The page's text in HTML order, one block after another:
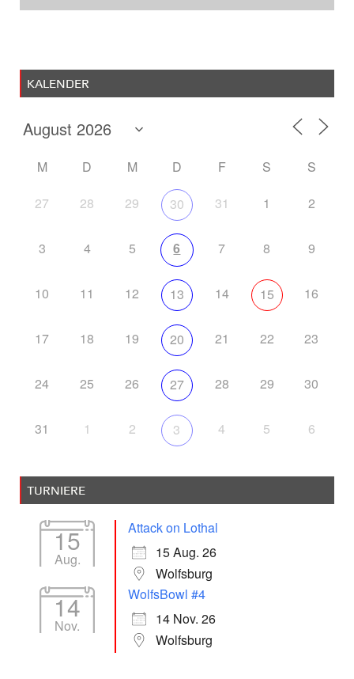
KALENDER
M D M D F S S
27 28 29 30 31 1 2
3 4 5 6 7 8 9
10 11 12 13 14 15 16
17 18 19 20 21 22 23
24 25 26 27 28 29 30
31 1 2 3 4 5 6
TURNIERE
15
Aug.
Attack on Lothal
15 Aug. 26
Wolfsburg
14
Nov.
WolfsBowl #4
14 Nov. 26
Wolfsburg